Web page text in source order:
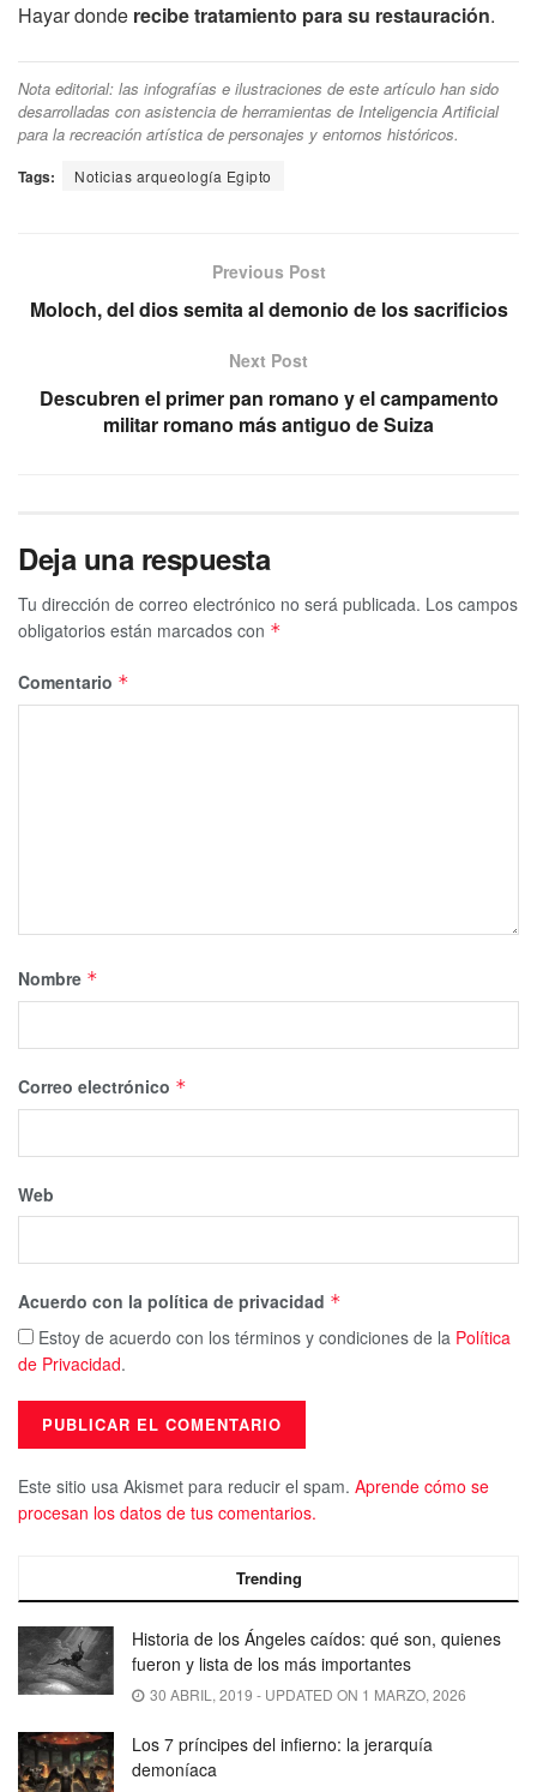
Hayar donde recibe tratamiento para su restauración.
Nota editorial: las infografías e ilustraciones de este artículo han sido
desarrolladas con asistencia de herramientas de Inteligencia Artificial
para la recreación artística de personajes y entornos históricos.
Tags: Noticias arqueología Egipto
Previous Post
Moloch, del dios semita al demonio de los sacrificios
Next Post
Descubren el primer pan romano y el campamento
militar romano más antiguo de Suiza
Deja una respuesta
Tu dirección de correo electrónico no será publicada. Los campos
obligatorios están marcados con *
Comentario *
Nombre *
Correo electrónico *
Web
Acuerdo con la política de privacidad *
Estoy de acuerdo con los términos y condiciones de la Política
de Privacidad.
Este sitio usa Akismet para reducir el spam. Aprende cómo se
procesan los datos de tus comentarios.
Trending
Historia de los Ángeles caídos: qué son, quienes
fueron y lista de los más importantes
30 ABRIL, 2019 - UPDATED ON 1 MARZO, 2026
Los 7 príncipes del infierno: la jerarquía
demoníaca